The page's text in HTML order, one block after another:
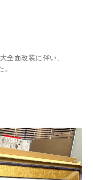
全面改装に伴い、
。